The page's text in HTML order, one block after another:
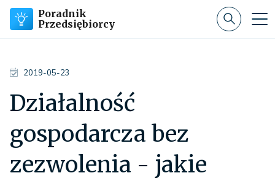
Poradnik
Przedsiębiorcy
2019-05-23
Działalność
gospodarcza bez
zezwolenia - jakie